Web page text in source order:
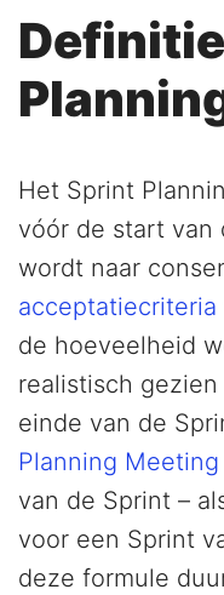
Het Sprint
vóór de start van
wordt naar
acceptatiecriteria
de hoeveelheid
realistisch
einde van de
Planning Meeting
van de Sprint –
voor een Sprint
deze formule